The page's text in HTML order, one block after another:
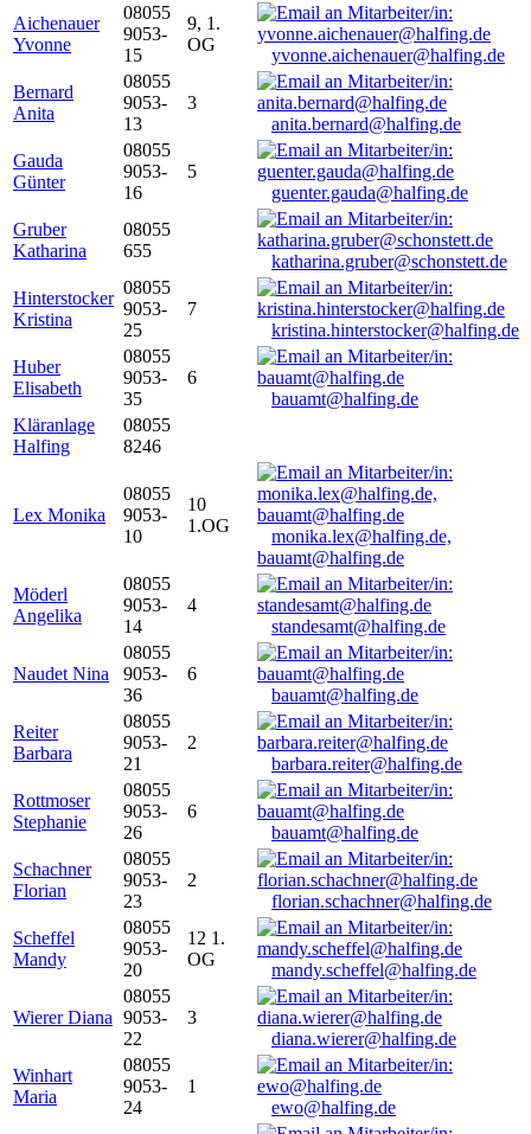
Aichenauer
Yvonne
08055
9053-
15
9, 1.
OG
yvonne.aichenauer@halfing.de
Bernard
Anita
08055
9053-
13
3
anita.bernard@halfing.de
Gauda
Günter
08055
9053-
16
5
guenter.gauda@halfing.de
Gruber
Katharina
08055
655
katharina.gruber@schonstett.de
Hinterstocker
Kristina
08055
9053-
25
7
kristina.hinterstocker@halfing.de
Huber
Elisabeth
08055
9053-
35
6
bauamt@halfing.de
Kläranlage
Halfing
08055
8246
Lex Monika
08055
9053-
10
10
1.OG
monika.lex@halfing.de,
bauamt@halfing.de
Möderl
Angelika
08055
9053-
14
4
standesamt@halfing.de
Naudet Nina
08055
9053-
36
6
bauamt@halfing.de
Reiter
Barbara
08055
9053-
21
2
barbara.reiter@halfing.de
Rottmoser
Stephanie
08055
9053-
26
6
bauamt@halfing.de
Schachner
Florian
08055
9053-
23
2
florian.schachner@halfing.de
Scheffel
Mandy
08055
9053-
20
12 1.
OG
mandy.scheffel@halfing.de
Wierer Diana
08055
9053-
22
3
diana.wierer@halfing.de
Winhart
Maria
08055
9053-
24
1
ewo@halfing.de